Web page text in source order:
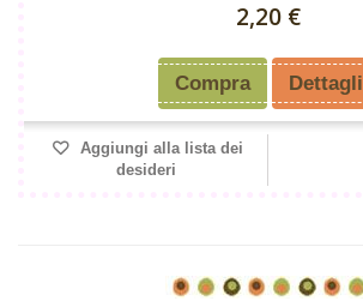
2,20 €
Compra Dettagli
Aggiungi alla lista dei
desideri